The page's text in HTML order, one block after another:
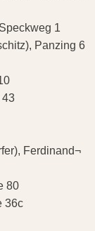
1
Panzing 6
43
Ferdinand¬
80
36c